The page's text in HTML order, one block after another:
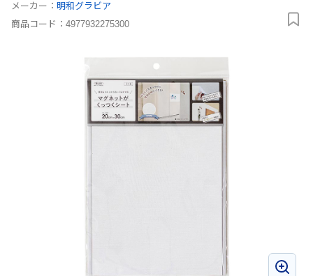
メーカー： 明和グラビア
商品コード： 4977932275300